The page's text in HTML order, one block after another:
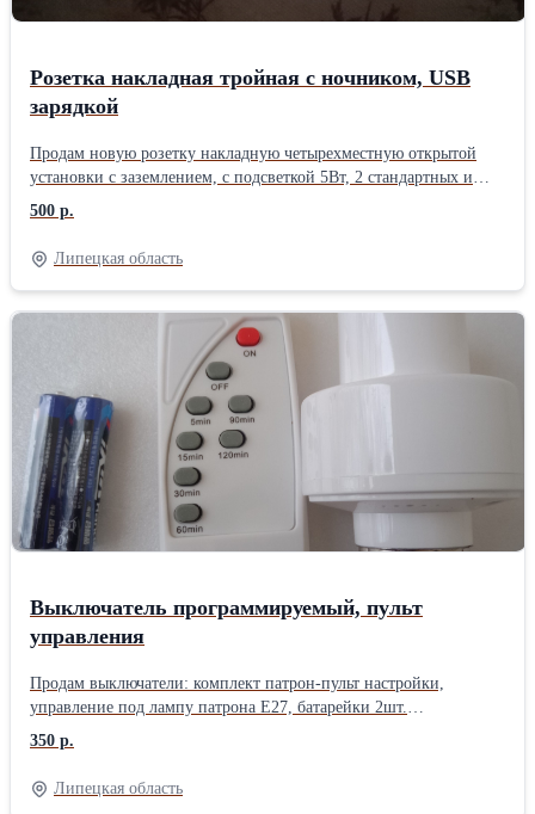
Розетка накладная тройная с ночником, USB
зарядкой
Продам новую розетку накладную четырехместную открытой
установки с заземлением, с подсветкой 5Вт, 2 стандартных и
type C USB разъёмами. Параметры: 110-220В, 2500Вт. Фишка -
подключение-выключение любой линии по желанию кнопкой (
см. фото). В наличии 4шт. Цена 500руб/шт. Дополнительная
информация по запросу.
500 р.
Липецкая область
Выключатель программируемый, пульт
управления
Продам выключатели: комплект патрон-пульт настройки,
управление под лампу патрона Е27, батарейки 2шт.
Использование ламп различного профиля 110-220В, мощность
лампы 40-100Вт, рабочий радиус пульта до 10м. Функции
работы: - включил-выключил свет с помощью пульта; - установка
таймера выключения света на 5-15-30-60-90-120мин. Цена
350 р.
Липецкая область